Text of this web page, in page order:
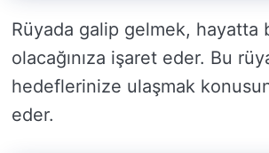
Rüyada galip gelmek, hayatta
olacağınıza işaret eder. Bu
hedeflerinize ulaşmak
eder.